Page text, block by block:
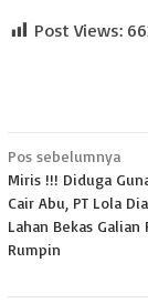
Post Views:
Navigasi
pos
Pos sebelumnya
Miris !!! Diduga
Cair Abu, PT Lola
Lahan Bekas Galian
Rumpin